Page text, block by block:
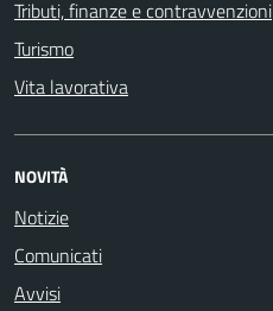
Tributi, finanze e contravvenzioni
Turismo
Vita lavorativa
NOVITÀ
Notizie
Comunicati
Avvisi